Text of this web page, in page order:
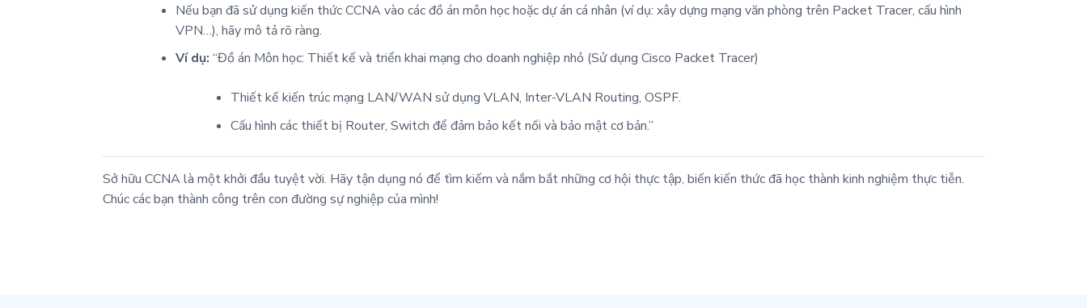
Nếu bạn đã sử dụng kiến thức CCNA vào các đồ án môn học hoặc dự án cá nhân (ví dụ: xây dựng mạng văn phòng trên Packet Tracer, cấu hình
VPN…), hãy mô tả rõ ràng.
Ví dụ: “Đồ án Môn học: Thiết kế và triển khai mạng cho doanh nghiệp nhỏ (Sử dụng Cisco Packet Tracer)
Thiết kế kiến trúc mạng LAN/WAN sử dụng VLAN, Inter-VLAN Routing, OSPF.
Cấu hình các thiết bị Router, Switch để đảm bảo kết nối và bảo mật cơ bản.”
Sở hữu CCNA là một khởi đầu tuyệt vời. Hãy tận dụng nó để tìm kiếm và nắm bắt những cơ hội thực tập, biến kiến thức đã học thành kinh nghiệm thực tiễn.
Chúc các bạn thành công trên con đường sự nghiệp của mình!